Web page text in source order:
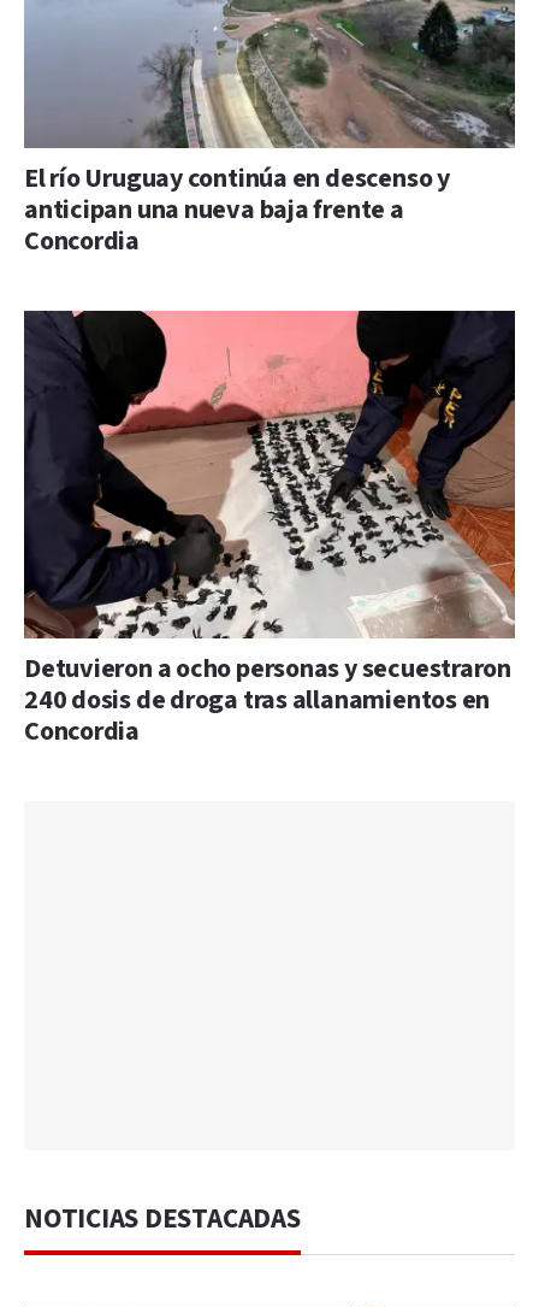
El río Uruguay continúa en descenso y
anticipan una nueva baja frente a
Concordia
Detuvieron a ocho personas y secuestraron
240 dosis de droga tras allanamientos en
Concordia
NOTICIAS DESTACADAS